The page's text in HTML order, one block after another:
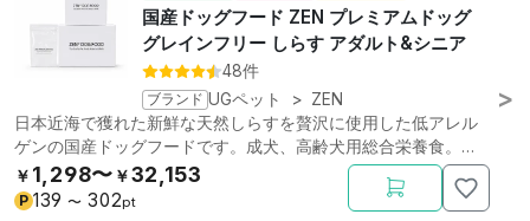
国産ドッグフード ZEN プレミアムドッグ
グレインフリー しらす アダルト&シニア
48件
ブランド UGペット > ZEN
日本近海で獲れた新鮮な天然しらすを贅沢に使用した低アレル
ゲンの国産ドッグフードです。成犬、高齢犬用総合栄養食。低
リン。
￥ 1,298〜 ￥32,153
P 139 〜 302pt